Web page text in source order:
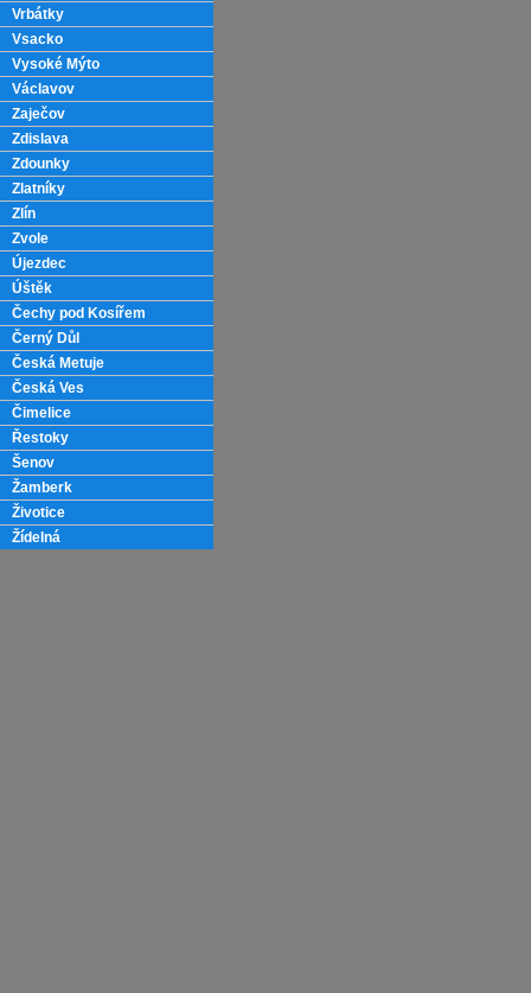
Vrbátky
Vsacko
Vysoké Mýto
Václavov
Zaječov
Zdislava
Zdounky
Zlatníky
Zlín
Zvole
Újezdec
Úštěk
Čechy pod Kosířem
Černý Důl
Česká Metuje
Česká Ves
Čimelice
Řestoky
Šenov
Žamberk
Životice
Žídelná